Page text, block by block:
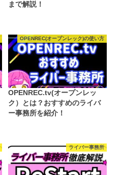
まで解説！
OPENREC(オープンレック)の使い方
OPENREC.tv(オープンレッ
ク）とは？おすすめのライバ
ー事務所を紹介！
ライバー事務所